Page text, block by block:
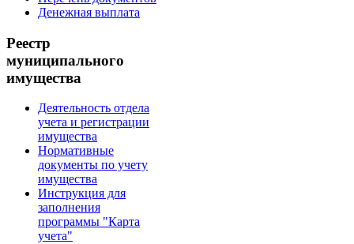
Денежная выплата
Реестр
муниципального
имущества
Деятельность отдела
учета и регистрации
имущества
Нормативные
документы по учету
имущества
Инструкция для
заполнения
программы "Карта
учета"